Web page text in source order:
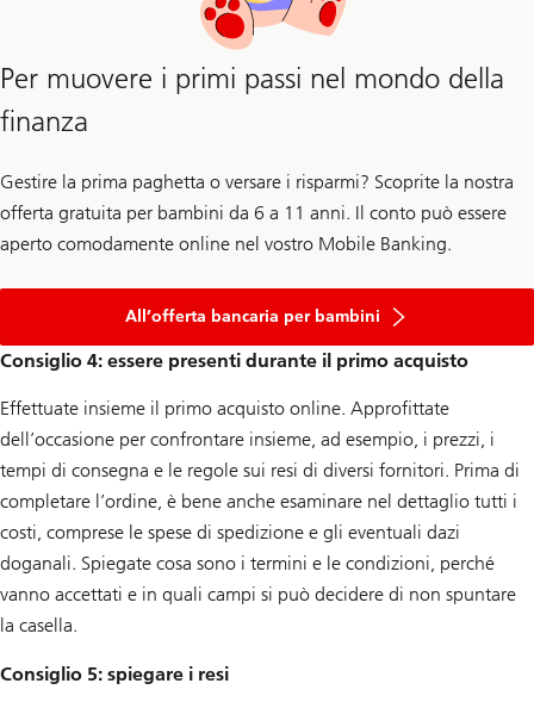
Per muovere i primi passi nel mondo della
finanza
Gestire la prima paghetta o versare i risparmi? Scoprite la nostra
offerta gratuita per bambini da 6 a 11 anni. Il conto può essere
aperto comodamente online nel vostro Mobile Banking.
All’offerta bancaria per bambini
Consiglio 4: essere presenti durante il primo acquisto
Effettuate insieme il primo acquisto online. Approfittate
dell’occasione per confrontare insieme, ad esempio, i prezzi, i
tempi di consegna e le regole sui resi di diversi fornitori. Prima di
completare l’ordine, è bene anche esaminare nel dettaglio tutti i
costi, comprese le spese di spedizione e gli eventuali dazi
doganali. Spiegate cosa sono i termini e le condizioni, perché
vanno accettati e in quali campi si può decidere di non spuntare
la casella.
Consiglio 5: spiegare i resi